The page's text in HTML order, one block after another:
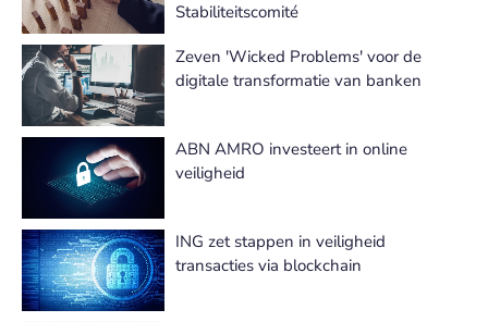
Stabiliteitscomité
Zeven 'Wicked Problems' voor de
digitale transformatie van banken
ABN AMRO investeert in online
veiligheid
ING zet stappen in veiligheid
transacties via blockchain